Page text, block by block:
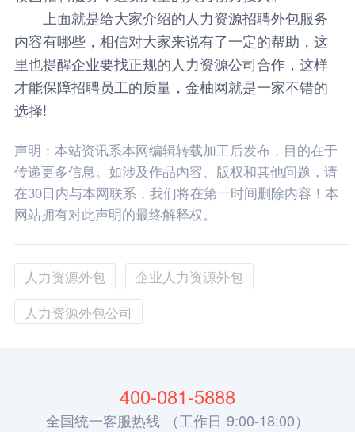
上面就是给大家介绍的人力资源招聘外包服务
内容有哪些，相信对大家来说有了一定的帮助，这
里也提醒企业要找正规的人力资源公司合作，这样
才能保障招聘员工的质量， 金柚网就是一家不错的
选择!
声明：本站资讯系本网编辑转载加工后发布，目的在于
传递更多信息。如涉及作品内容、版权和其他问题，请
在30日内与本网联系，我们将在第一时间删除内容！本
网站拥有对此声明的最终解释权。
人力资源外包
企业人力资源外包
人力资源外包公司
400-081-5888
全国统一客服热线 （工作日 9:00-18:00）